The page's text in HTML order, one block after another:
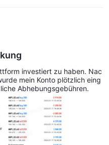
investiert zu haben. Nac
mein Konto plötzlich eing
Abhebungsgebühren.